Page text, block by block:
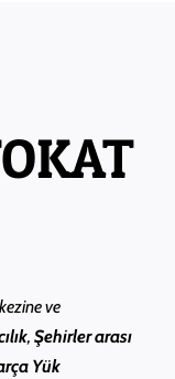
ve
, Şehirler arası
Yük